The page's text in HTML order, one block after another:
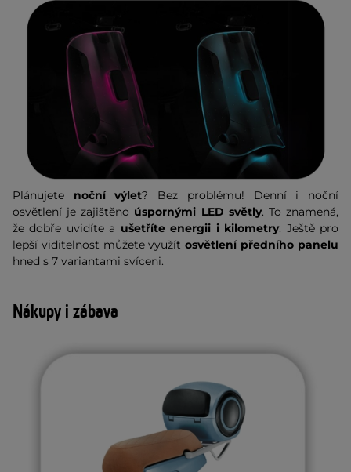
Plánujete noční výlet? Bez problému! Denní i noční
osvětlení je zajištěno úspornými LED světly. To znamená,
že dobře uvidíte a ušetříte energii i kilometry. Ještě pro
lepší viditelnost můžete využítosvětlení předního panelu
hned s 7 variantami svíceni.
Nákupy i zábava